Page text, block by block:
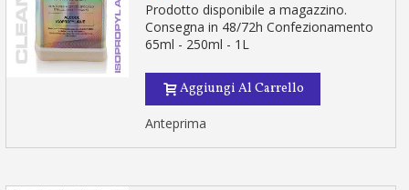
Prodotto disponibile a magazzino.
Consegna in 48/72h Confezionamento
65ml - 250ml - 1L
Aggiungi Al Carrello
Anteprima